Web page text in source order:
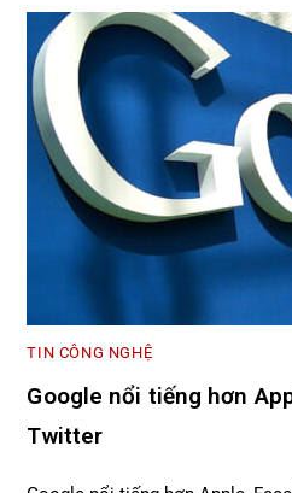
TIN CÔNG NGHỆ
Google nổi tiếng hơn
Twitter